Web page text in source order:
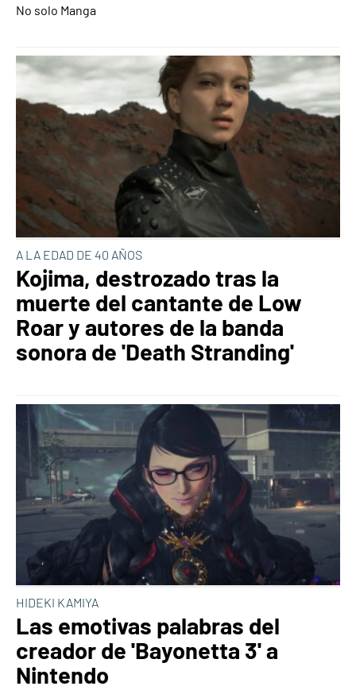
No solo Manga
A LA EDAD DE 40 AÑOS
Kojima, destrozado tras la
muerte del cantante de Low
Roar y autores de la banda
sonora de 'Death Stranding'
HIDEKI KAMIYA
Las emotivas palabras del
creador de 'Bayonetta 3' a
Nintendo